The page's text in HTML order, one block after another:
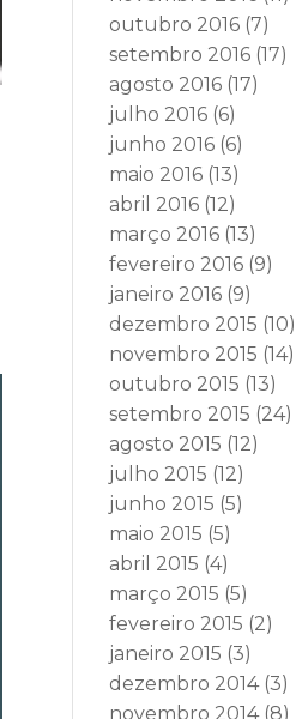
outubro 2016 (7)
setembro 2016 (17)
agosto 2016 (17)
julho 2016 (6)
junho 2016 (6)
maio 2016 (13)
abril 2016 (12)
março 2016 (13)
fevereiro 2016 (9)
janeiro 2016 (9)
dezembro 2015 (10)
novembro 2015 (14)
outubro 2015 (13)
setembro 2015 (24)
agosto 2015 (12)
julho 2015 (12)
junho 2015 (5)
maio 2015 (5)
abril 2015 (4)
março 2015 (5)
fevereiro 2015 (2)
janeiro 2015 (3)
dezembro 2014(3)
novembro 2014(8)